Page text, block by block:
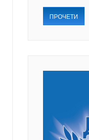
ПРОЧЕТИ